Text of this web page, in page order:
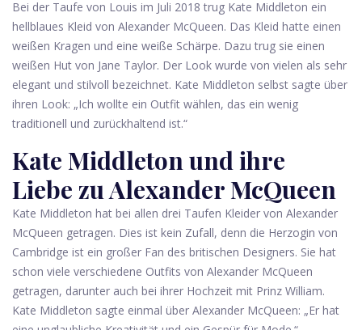
Bei der Taufe von Louis im Juli 2018 trug Kate Middleton ein
hellblaues Kleid von Alexander McQueen. Das Kleid hatte einen
weißen Kragen und eine weiße Schärpe. Dazu trug sie einen
weißen Hut von Jane Taylor. Der Look wurde von vielen als sehr
elegant und stilvoll bezeichnet. Kate Middleton selbst sagte über
ihren Look: „Ich wollte ein Outfit wählen, das ein wenig
traditionell und zurückhaltend ist.“
Kate Middleton und ihre
Liebe zu Alexander McQueen
Kate Middleton hat bei allen drei Taufen Kleider von Alexander
McQueen getragen. Dies ist kein Zufall, denn die Herzogin von
Cambridge ist ein großer Fan des britischen Designers. Sie hat
schon viele verschiedene Outfits von Alexander McQueen
getragen, darunter auch bei ihrer Hochzeit mit Prinz William.
Kate Middleton sagte einmal über Alexander McQueen: „Er hat